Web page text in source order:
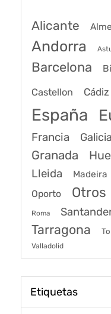
Alicante
Andorra
Barcelona
Castellon Cádiz
España
Francia Galicia
Granada
Lleida Madeira
Oporto Otros
Roma
Tarragona
Valladolid
Etiquetas